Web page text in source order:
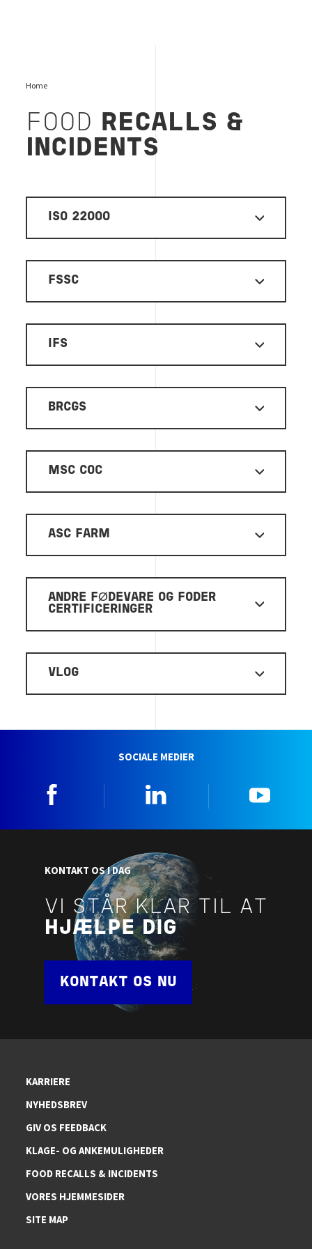
Home
FOOD
RECALLS &
INCIDENTS
ISO 22000
FSSC
IFS
BRCGS
MSC COC
ASC FARM
ANDRE FØDEVARE OG FODER
CERTIFICERINGER
VLOG
SOCIALE MEDIER
KONTAKT OS I DAG
VI STÅR KLAR TIL AT
HJÆLPE DIG
KONTAKT OS NU
KARRIERE
NYHEDSBREV
GIV OS FEEDBACK
KLAGE- OG ANKEMULIGHEDER
FOOD RECALLS & INCIDENTS
VORES HJEMMESIDER
SITE MAP